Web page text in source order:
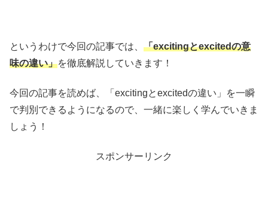
というわけで今回の記事では、 「excitingとexcitedの意
味の違い」を徹底解説していきます！
今回の記事を読めば、「excitingとexcitedの違い」を一瞬
で判別できるようになるので、一緒に楽しく学んでいきま
しょう！
スポンサーリンク